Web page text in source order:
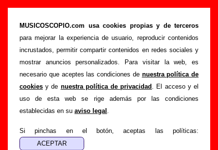
MUSICOSCOPIO.com usa cookies propias y de terceros
para mejorar la experiencia de usuario, reproducir contenidos
incrustados, permitir compartir contenidos en redes sociales y
mostrar anuncios personalizados. Para visitar la web, es
necesario que aceptes las condiciones de nuestra política de
cookies y de nuestra política de privacidad . El acceso y el
uso de esta web se rige además por las condiciones
establecidas en su aviso legal .
Si pinchas en el botón, aceptas las políticas:
Sexy Sadie - Añadir o corregir información
Portada >Sexy Sadie >Añadir
Si tienes información adicional, puedes enviar nueva
información o corregir la existente mediante el siguiente
formulario o escribiendo un e-mail a
guialven@musicoscopio.com.Gracias por tu
colaboración.
Nombre: